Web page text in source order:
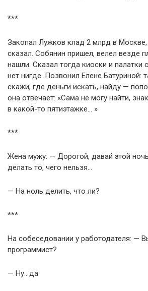
***
Закопал Лужков клад 2 млрд в
сказал. Собянин пришел, велел везде
нашли. Сказал тогда киоски и палатки
нет нигде. Позвонил Елене Батуриной:
скажи, где деньги искать, найду —
она отвечает: «Сама не могу найти,
в какой-то пятиэтажке… »
***
Жена мужу: — Дорогой, давай этой
делать то, чего нельзя…
— На ноль делить, что ли?
***
На собеседовании у работодателя: —
программист?
— Ну.. да